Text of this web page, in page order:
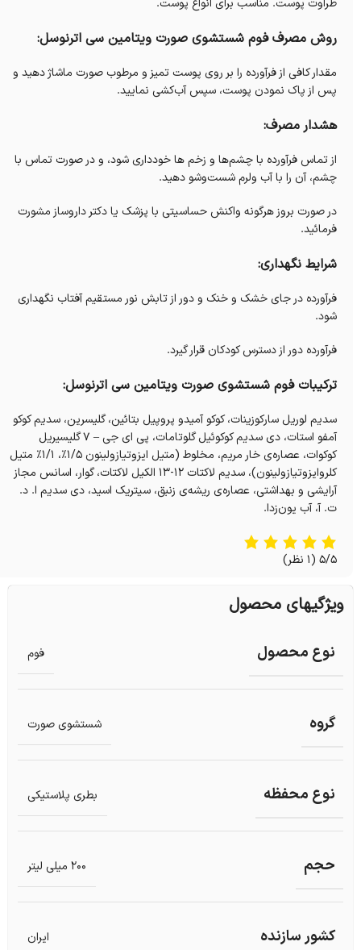
طراوت پوست. مناسب برای انواع پوست.
روش مصرف فوم شستشوی صورت ویتامین سی اترنوسل:
مقدار کافی از فرآورده را بر روی پوست تمیز و مرطوب صورت ماشاژ دهید و
پس از پاک نمودن پوست، سپس آب‌کشی نمایید.
هشدار مصرف:
از تماس فرآورده با چشم‌ها و زخم ها خودداری شود، و در صورت تماس با
چشم، آن را با آب ولرم شست‌‌وشو دهید.
در صورت بروز هرگونه واکنش حساسیتی با پزشک یا دکتر داروساز مشورت
فرمائید.
شرایط نگهداری:
فرآورده در جای خشک و خنک و دور از تابش نور مستقیم آفتاب نگهداری
شود.
فرآورده دور از دسترس کودکان قرار گیرد.
ترکیبات فوم شستشوی صورت ویتامین سی اترنوسل:
سدیم لوریل سارکوزینات، کوکو آمیدو پروپیل بتائین، گلیسرین، سدیم کوکو
آمفو استات، دی سدیم کوکوئیل گلوتامات، پی ای جی – ۷ گلیسیریل
کوکوات، عصاره‌ی خار مریم، مخلوط (متیل ایزوتیازولینون ۱/۵٪، ۱/۱٪ متیل
کلروایزوتیازولینون)، سدیم لاکتات ۱۲-۱۳ الكيل لاکتات، گوار، اسانس مجاز
آرایشی و بهداشتی، عصاره‌ی ریشه‌ی زنبق، سیتریک اسید، دی سدیم ا. د.
ت. آ، آب یون‌زدا.
5/5 (1 نظر)
ویژگیهای محصول
نوع محصول فوم
گروه شستشوی صورت
نوع محفظه بطری پلاستیکی
حجم 200 میلی لیتر
کشور سازنده ایران